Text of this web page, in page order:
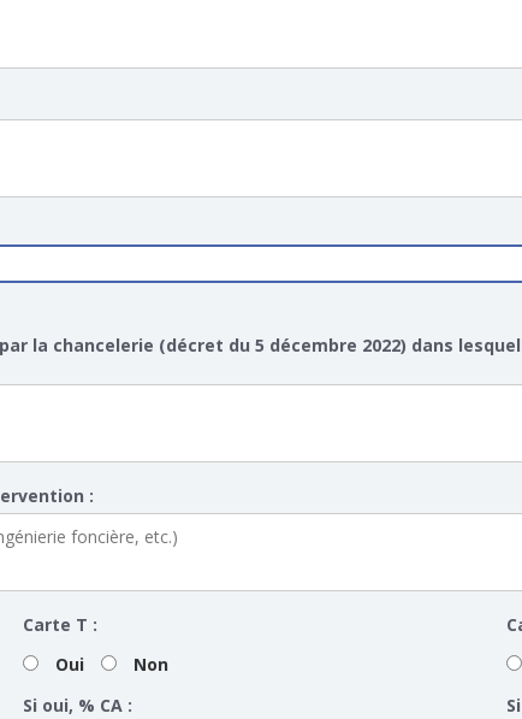
la chancelerie (décret du 5 décembre 2022) dans
:
Carte T :
Oui
Non
Si oui, % CA :